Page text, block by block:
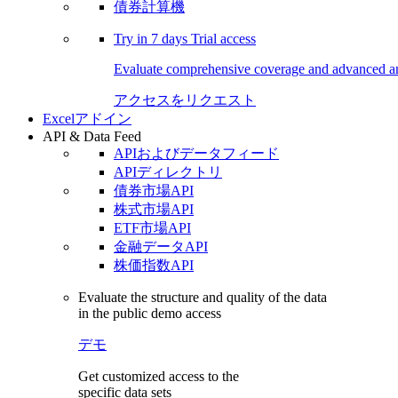
債券計算機
Try in 7 days Trial access
Evaluate comprehensive coverage and advanced
アクセスをリクエスト
Excelアドイン
API & Data Feed
APIおよびデータフィード
APIディレクトリ
債券市場API
株式市場API
ETF市場API
金融データAPI
株価指数API
Evaluate the structure and quality of the data
in the public demo access
デモ
Get customized access to the
specific data sets